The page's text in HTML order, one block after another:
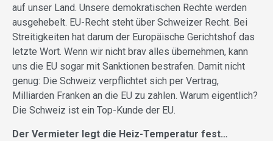
auf unser Land. Unsere demokratischen Rechte werden
ausgehebelt. EU-Recht steht über Schweizer Recht. Bei
Streitigkeiten hat darum der Europäische Gerichtshof das
letzte Wort. Wenn wir nicht brav alles übernehmen, kann
uns die EU sogar mit Sanktionen bestrafen. Damit nicht
genug: Die Schweiz verpflichtet sich per Vertrag,
Milliarden Franken an die EU zu zahlen. Warum eigentlich?
Die Schweiz ist ein Top-Kunde der EU.
Der Vermieter legt die Heiz-Temperatur fest…